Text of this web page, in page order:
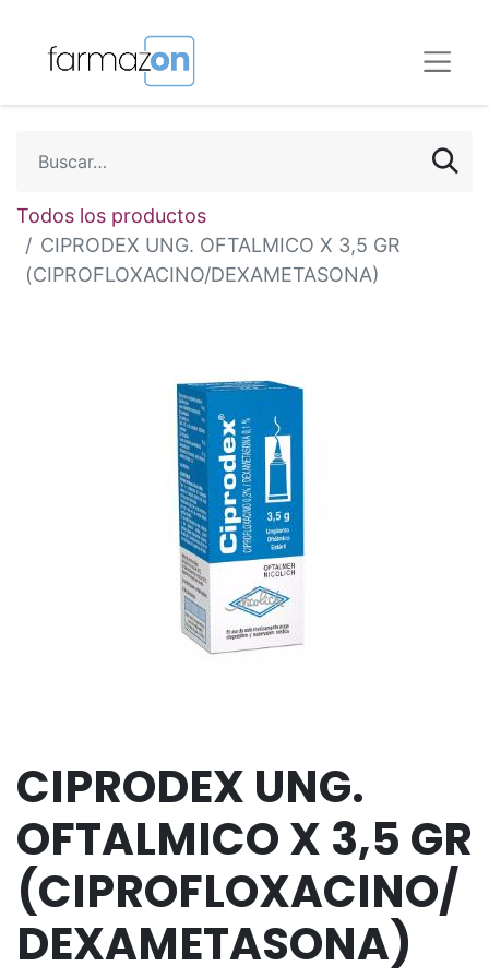
Todos los productos
CIPRODEX UNG. OFTALMICO X 3,5 GR
(CIPROFLOXACINO/DEXAMETASONA)
CIPRODEX UNG.
OFTALMICO X 3,5 GR
(CIPROFLOXACINO/
DEXAMETASONA)